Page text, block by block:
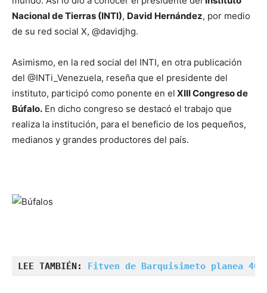
Nacional de Tierras (INTI), David Hernández, por medio
de su red social X, @davidjhg.
Asimismo, en la red social del INTI, en otra publicación
del @INTi_Venezuela, reseña que el presidente del
instituto, participó como ponente en el XIII Congreso de
Búfalo. En dicho congreso se destacó el trabajo que
realiza la institución, para el beneficio de los pequeños,
medianos y grandes productores del país.
LEE TAMBIÉN: Fitven de Barquisimeto planea